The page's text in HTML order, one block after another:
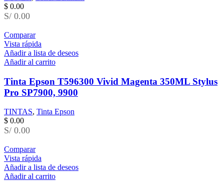
$ 0.00
S/ 0.00
Comparar
Vista rápida
Añadir a lista de deseos
Añadir al carrito
Tinta Epson T596300 Vivid Magenta 350ML Stylus
Pro SP7900, 9900
TINTAS, Tinta Epson
$ 0.00
S/ 0.00
Comparar
Vista rápida
Añadir a lista de deseos
Añadir al carrito